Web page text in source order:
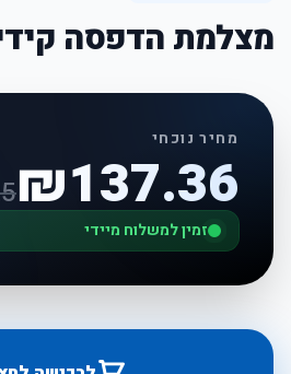
מצלמת הדפסה
מחיר נוכחי
₪137.36
זמין למשלוח מיידי